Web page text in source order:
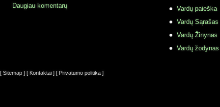
Daugiau komentarų
Vardų paieška
Vardų Sąrašas
Vardų Žinynas
Vardų
[ Sitemap ] [ Kontaktai ] [ Privatumo politika ]